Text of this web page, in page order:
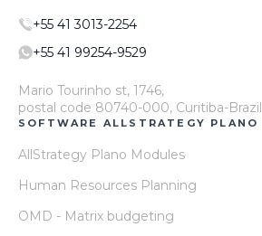
+55 41 3013-2254
+55 41 99254-9529
Mario Tourinho st, 1746,
postal code 80740-000, Curitiba-Brazil
SOFTWARE ALLSTRATEGY PLANO
AllStrategy Plano Modules
Human Resources Planning
OMD - Matrix budgeting